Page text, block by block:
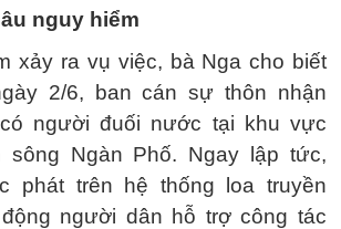
nguy hiểm
xảy ra vụ việc, bà Nga cho biết
2/6, ban cán sự thôn nhận
người đuối nước tại khu vực
sông Ngàn Phố. Ngay lập tức,
phát trên hệ thống loa truyền
người dân hỗ trợ công tác